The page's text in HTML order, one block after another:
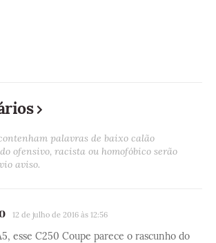
palavras de baixo calão
ofensivo, racista ou homofóbico serão
aviso.
12 de julho de 2016 às 12:56
esse C250 Coupe parece o rascunho do